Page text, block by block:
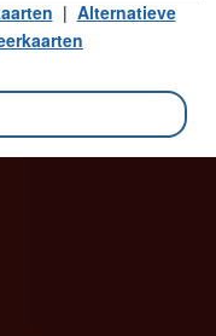
| Alternatieve